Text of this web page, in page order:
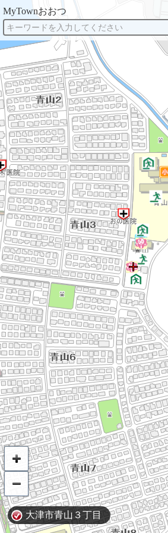
大津市青山３丁目
MyTownおおつ